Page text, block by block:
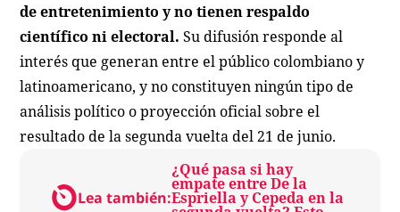
de entretenimiento y no tienen respaldo
científico ni electoral. Su difusión responde al
interés que generan entre el público colombiano y
latinoamericano, y no constituyen ningún tipo de
análisis político o proyección oficial sobre el
resultado de la segunda vuelta del 21 de junio.
Lea también:
¿Qué pasa si hay
empate entre De la
Espriella y Cepeda en la